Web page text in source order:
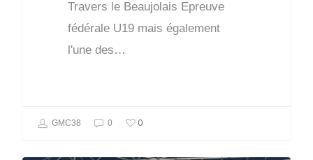
Travers le Beaujolais Epreuve
fédérale U19 mais également
l'une des…
GMC38 0 0